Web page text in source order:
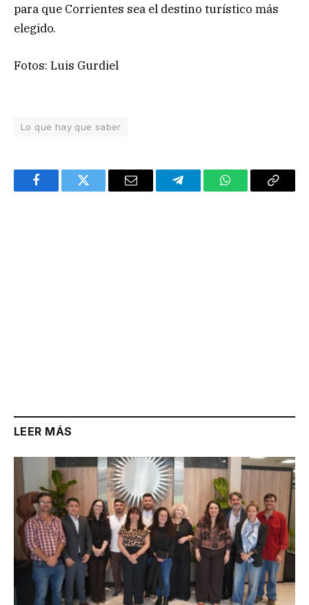
para que Corrientes sea el destino turístico más
elegido.
Fotos: Luis Gurdiel
Lo que hay que saber
FacebookTwitter Email TelegramWhatsAppCopy
LEER MÁS